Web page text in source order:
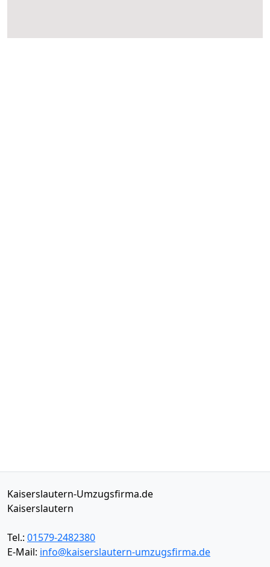
Kaiserslautern-Umzugsfirma.de
Kaiserslautern
Tel.: 01579-2482380
E-Mail: info@kaiserslautern-umzugsfirma.de